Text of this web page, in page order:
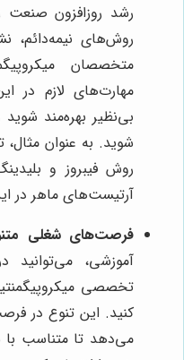
رشد روزافزون صنعت
روش‌های نیمه‌دائم،
متخصصان
مهارت‌های لازم در
بی‌نظیر بهره‌مند
شوید. به عنوان مثال،
روش فیبروز و
آرتیست‌های ماهر در
فرصت‌های شغلی
آموزشی، می‌توانید
تخصصی
کنید. این تنوع در
می‌دهد تا متناسب با